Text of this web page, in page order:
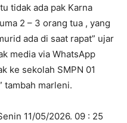
tidak ada pak Karna
2 – 3 orang tua , yang
ada di saat rapat” ujar
media via WhatsApp
ke sekolah SMPN 01
tambah marleni.
11/05/2026. 09 : 25